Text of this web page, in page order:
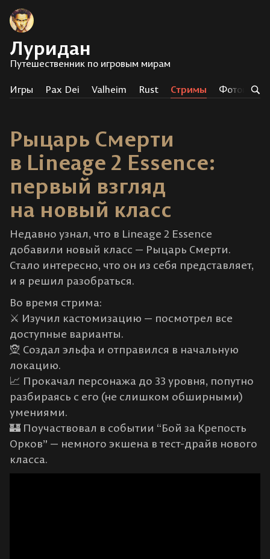
Луридан
Путешественник по игровым мирам
Игры Pax Dei Valheim Rust Стримы
Рыцарь Смерти
в Lineage 2 Essence:
первый взгляд
на новый класс
Недавно узнал, что в Lineage 2 Essence
добавили новый класс — Рыцарь Смерти.
Стало интересно, что он из себя представляет,
и я решил разобраться.
Во время стрима:
⚔️ Изучил кастомизацию — посмотрел все
доступные варианты.
🧝 Создал эльфа и отправился в начальную
локацию.
📈 Прокачал персонажа до 33 уровня, попутно
разбираясь с его (не слишком обширными)
умениями.
🏰 Поучаствовал в событии “Бой за Крепость
Орков” — немного экшена в тест-драйв нового
класса.